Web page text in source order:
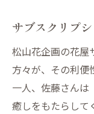
サブスクリプ
松山花企画の花屋
方々が、その利便
一人、佐藤さんは
癒しをもたらして